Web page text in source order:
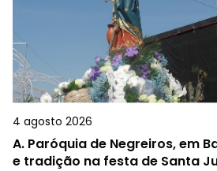
4 agosto 2026
A. Paróquia de Negreiros, em
e tradição na festa de Santa